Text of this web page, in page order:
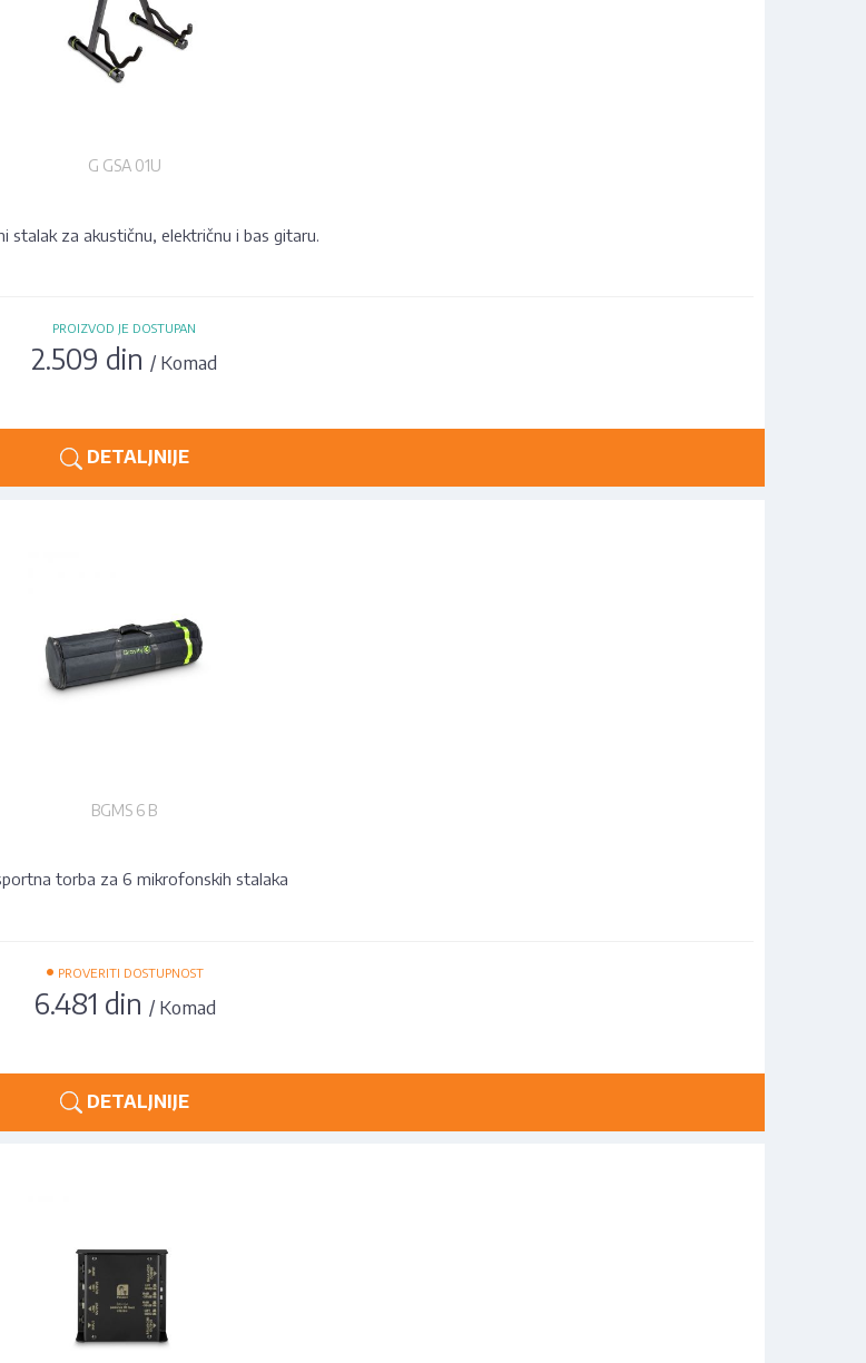
G GSA 01U
stalak za akustičnu, električnu i bas gitaru.
PROIZVOD JE DOSTUPAN
2.509 din / Komad
DETALJNIJE
BGMS 6 B
torba za 6 mikrofonskih stalaka
• PROVERITI DOSTUPNOST
6.481 din / Komad
DETALJNIJE